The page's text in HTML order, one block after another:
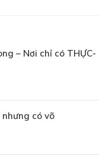
– Nơi chỉ có THỰC-
có võ